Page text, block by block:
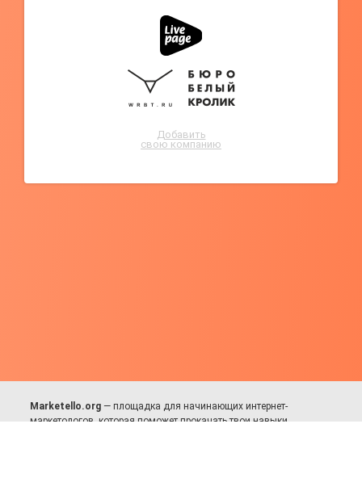
Добавить
свою компанию
Marketello.org — площадка для начинающих интернет-
маркетологов, которая поможет прокачать твои навыки.